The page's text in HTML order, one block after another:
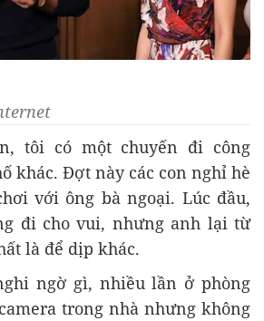
tôi có một chuyến đi công
khác. Đợt này các con nghỉ hè
với ông bà ngoại. Lúc đầu,
đi cho vui, nhưng anh lại từ
là để dịp khác.
ngờ gì, nhiều lần ở phòng
trong nhà nhưng không